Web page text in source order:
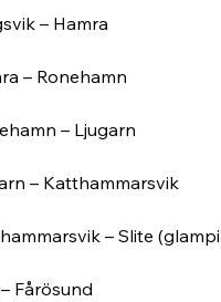
– Hamra
– Ronehamn
– Ljugarn
– Katthammarsvik
– Slite
Fårösund